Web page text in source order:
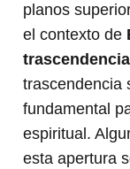
planos
el contexto de
trascendencia
fundamental
espiritual.
esta apertura